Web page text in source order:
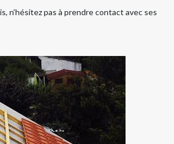
n’hésitez pas à prendre contact avec ses